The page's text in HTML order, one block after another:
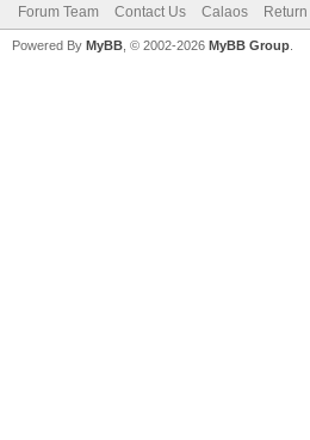
Forum Team Contact Us Calaos Return
Powered By MyBB , © 2002-2026 MyBB Group